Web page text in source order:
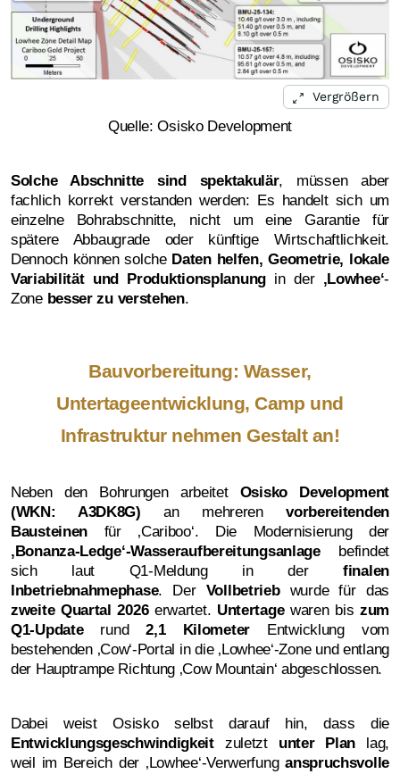
Vergrößern
Quelle: Osisko Development
Solche Abschnitte sind spektakulär, müssen aber
fachlich korrekt verstanden werden: Es handelt sich um
einzelne Bohrabschnitte, nicht um eine Garantie für
spätere Abbaugrade oder künftige Wirtschaftlichkeit.
Dennoch können solche Daten helfen, Geometrie, lokale
Variabilität und Produktionsplanungin der ‚Lowhee‘-
Zone besser zu verstehen.
Bauvorbereitung: Wasser,
Untertageentwicklung, Camp und
Infrastruktur nehmen Gestalt an!
Neben den Bohrungen arbeitet Osisko Development
(WKN: A3DK8G) an mehrerenvorbereitenden
Bausteinen für ‚Cariboo‘. Die Modernisierung der
‚Bonanza-Ledge‘-Wasseraufbereitungsanlagebefindet
sich laut Q1-Meldung in derfinalen
Inbetriebnahmephase. Der Vollbetriebwurde für das
zweite Quartal 2026erwartet. Untertagewaren bis zum
Q1-Update rund2,1 KilometerEntwicklung vom
bestehenden ‚Cow‘-Portal in die ‚Lowhee‘-Zone und entlang
der Hauptrampe Richtung ‚Cow Mountain‘ abgeschlossen.
Dabei weist Osisko selbst darauf hin, dass die
Entwicklungsgeschwindigkeitzuletzt unter Plan lag,
weil im Bereich der ‚Lowhee‘-Verwerfunganspruchsvolle